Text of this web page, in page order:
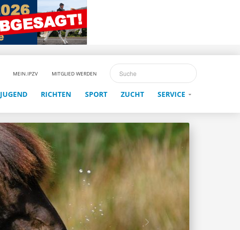
MEIN.IPZV MITGLIED WERDEN
JUGEND RICHTEN SPORT ZUCHT SERVICE